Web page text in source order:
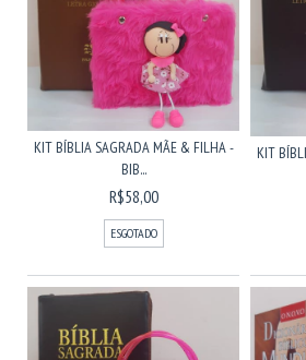
KIT BÍBLIA SAGRADA MÃE & FILHA -
BIB...
R$58,00
ESGOTADO
KIT